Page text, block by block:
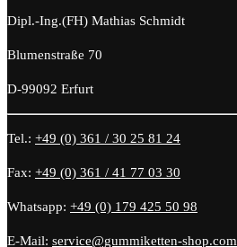
Dipl.-Ing.(FH) Mathias Schmidt
Blumenstraße 70
D-99092 Erfurt
Tel.: +49 (0) 361 / 30 25 81 24
Fax: +49 (0) 361 / 41 77 03 30
Whatsapp: +49 (0) 179 425 50 98
E-Mail: service@gummiketten-shop.com